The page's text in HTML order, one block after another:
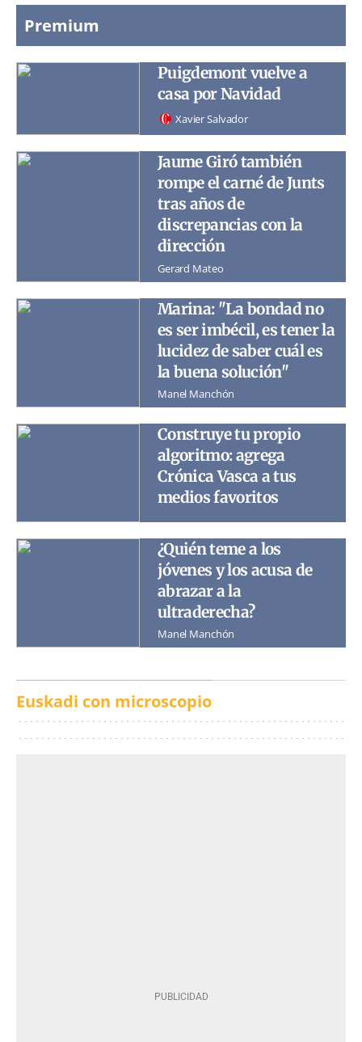
Premium
Puigdemont vuelve a
casa por Navidad
Xavier Salvador
Jaume Giró también
rompe el carné de Junts
tras años de
discrepancias con la
dirección
Gerard Mateo
Marina: "La bondad no
es ser imbécil, es tener la
lucidez de saber cuál es
la buena solución"
Manel Manchón
Construye tu propio
algoritmo: agrega
Crónica Vasca a tus
medios favoritos
¿Quién teme a los
jóvenes y los acusa de
abrazar a la
ultraderecha?
Manel Manchón
Euskadi con microscopio